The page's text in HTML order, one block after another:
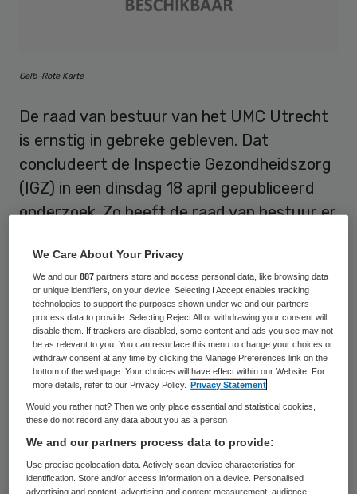
Gelb-Rote Karte
De raad van bestuur van het UMC Utrecht
is ernstig in gebreke gebleven. Dat
concludeert de Inspectie Gezondheidszorg
(IGZ) in een dinsdag 18 april gepubliceerd
onderzoek. Zo heeft de raad van bestuur er
medewerkers openlijk konden praten over in
het ziekenhuis gemaakte fouten. Ook
werden calamiteiten niet of niet tijdig
gemeld en onvoldoende zorgvuldig en
diepgaand onderzocht.
Aanleiding voor het onderzoekwaren
misstanden op de afdeling keel-, neus- en
oorheelkunde (KNO) van het ziekenhuis. Ook
meldingen van een onveilig werkklimaat
We Care About Your Privacy
We and our887 partners store and access personal data, like browsing data
or unique identifiers, on your device. Selecting I Accept enables tracking
technologies to support the purposes shown under we and our partners
process data to provide. Selecting Reject All or withdrawing your consent will
disable them. If trackers are disabled, some content and ads you see may not
be as relevant to you. You can resurface this menu to change your choices or
withdraw consent at any time by clicking the Manage Preferences link on the
bottom of the webpage. Your choices will have effect within our Website. For
more details, refer to our Privacy Policy.
Privacy Statement
Would you rather not? Then we only place essential and statistical cookies,
these do not record any data about you as a person
We and our partners process data to provide:
Use precise geolocation data. Actively scan device characteristics for
identification. Store and/or access information on a device. Personalised
advertising and content, advertising and content measurement, audience